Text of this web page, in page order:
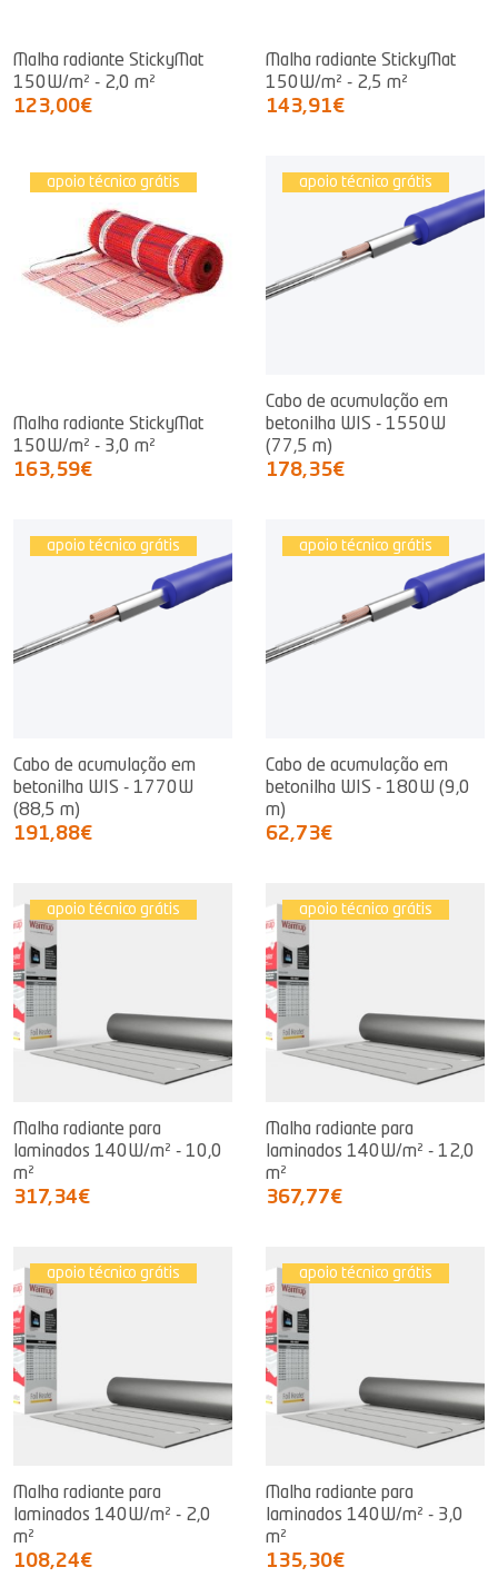
Malha radiante StickyMat
150W/m² - 2,0 m²
123,00€
Malha radiante StickyMat
150W/m² - 2,5 m²
143,91€
apoio técnico grátis
Malha radiante StickyMat
150W/m² - 3,0 m²
163,59€
apoio técnico grátis
Cabo de acumulação em
betonilha WIS - 1550W
(77,5 m)
178,35€
apoio técnico grátis
Cabo de acumulação em
betonilha WIS - 1770W
(88,5 m)
191,88€
apoio técnico grátis
Cabo de acumulação em
betonilha WIS - 180W (9,0
m)
62,73€
apoio técnico grátis
Malha radiante para
laminados 140W/m² - 10,0
m²
317,34€
apoio técnico grátis
Malha radiante para
laminados 140W/m² - 12,0
m²
367,77€
apoio técnico grátis
Malha radiante para
laminados 140W/m² - 2,0
m²
108,24€
apoio técnico grátis
Malha radiante para
laminados 140W/m² - 3,0
m²
135,30€